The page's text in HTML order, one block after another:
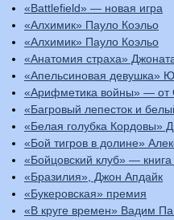
«Battlefield» — новая игра
«Алхимик» Пауло Коэльо
«Алхимик» Пауло Коэльо
«Анатомия страха»
«Апельсиновая девушка»
«Арифметика войны» — от
«Багровый лепесток и
«Белая голубка Кордовы»
«Бой тигров в долине»
«Бойцовский клуб» —
«Бразилия», Джон Апдайк
«Букеровская» премия
«В круге времен» Вадим